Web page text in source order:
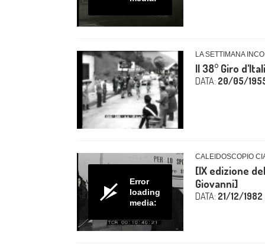
LA SETTIMANA
Il 38° Giro
DATA: 20/05/
Error
loading
media:
CALEIDOSCOPIO
[IX edizione
Giovanni]
DATA: 21/12/1982